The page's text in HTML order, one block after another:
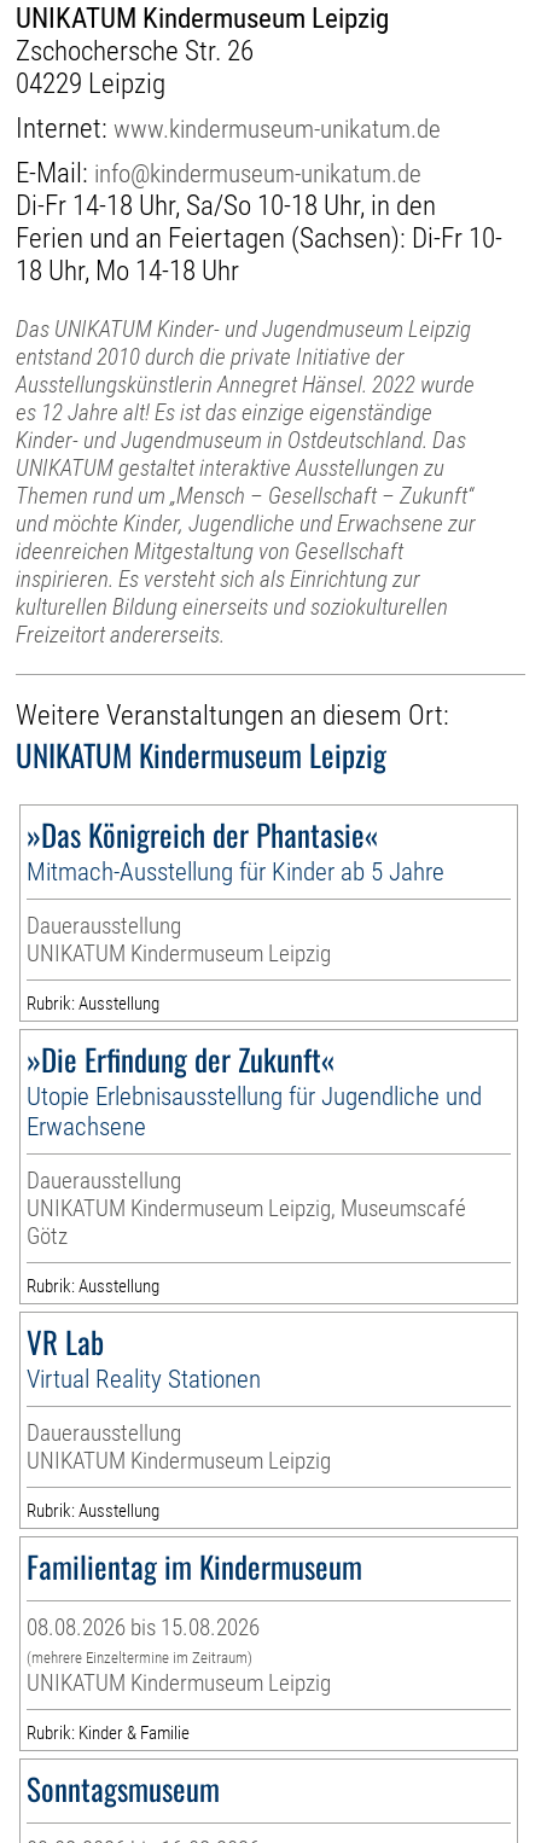
UNIKATUM Kindermuseum Leipzig
Zschochersche Str. 26
04229 Leipzig
Internet:www.kindermuseum-unikatum.de
E-Mail: info@kindermuseum-unikatum.de
Di-Fr 14-18 Uhr, Sa/So 10-18 Uhr, in den
Ferien und an Feiertagen (Sachsen): Di-Fr 10-
18 Uhr, Mo 14-18 Uhr
Das UNIKATUM Kinder- und Jugendmuseum Leipzig
entstand 2010 durch die private Initiative der
Ausstellungskünstlerin Annegret Hänsel. 2022 wurde
es 12 Jahre alt! Es ist das einzige eigenständige
Kinder- und Jugendmuseum in Ostdeutschland. Das
UNIKATUM gestaltet interaktive Ausstellungen zu
Themen rund um „Mensch – Gesellschaft – Zukunft“
und möchte Kinder, Jugendliche und Erwachsene zur
ideenreichen Mitgestaltung von Gesellschaft
inspirieren. Es versteht sich als Einrichtung zur
kulturellen Bildung einerseits und soziokulturellen
Freizeitort andererseits.
Weitere Veranstaltungen an diesem Ort:
UNIKATUM Kindermuseum Leipzig
»Das Königreich der Phantasie«
Mitmach-Ausstellung für Kinder ab 5 Jahre
Dauerausstellung
UNIKATUM Kindermuseum Leipzig
Rubrik: Ausstellung
»Die Erfindung der Zukunft«
Utopie Erlebnisausstellung für Jugendliche und
Erwachsene
Dauerausstellung
UNIKATUM Kindermuseum Leipzig, Museumscafé
Götz
Rubrik: Ausstellung
VR Lab
Virtual Reality Stationen
Dauerausstellung
UNIKATUM Kindermuseum Leipzig
Rubrik: Ausstellung
Familientag im Kindermuseum
08.08.2026 bis 15.08.2026
(mehrere Einzeltermine im Zeitraum)
UNIKATUM Kindermuseum Leipzig
Rubrik: Kinder & Familie
Sonntagsmuseum